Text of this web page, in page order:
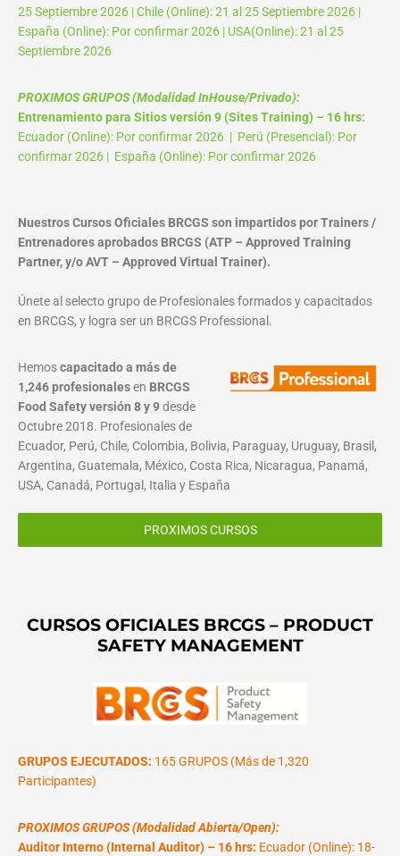
25 Septiembre 2026 | Chile (Online): 21 al 25 Septiembre 2026 |
España (Online): Por confirmar 2026 | USA(Online): 21 al 25
Septiembre 2026
PROXIMOS GRUPOS (Modalidad InHouse/Privado):
Entrenamiento para Sitios versión 9 (Sites Training) – 16 hrs:
Ecuador (Online): Por confirmar 2026 | Perú (Presencial): Por
confirmar 2026 | España (Online): Por confirmar 2026
Nuestros Cursos Oficiales BRCGS son impartidos por Trainers /
Entrenadores aprobados BRCGS (ATP – Approved Training
Partner, y/o AVT – Approved Virtual Trainer).
Únete al selecto grupo de Profesionales formados y capacitados
en BRCGS, y logra ser un BRCGS Professional.
Hemoscapacitado a más de
1,246 profesionalesen BRCGS
Food Safety versión 8 y 9desde
Octubre 2018. Profesionales de
Ecuador, Perú, Chile, Colombia, Bolivia, Paraguay, Uruguay, Brasil,
Argentina, Guatemala, México, Costa Rica, Nicaragua, Panamá,
USA, Canadá, Portugal, Italia y España
PROXIMOS CURSOS
CURSOS OFICIALES BRCGS – PRODUCT
SAFETY MANAGEMENT
GRUPOS EJECUTADOS: 165 GRUPOS (Más de 1,320
Participantes)
PROXIMOS GRUPOS (Modalidad Abierta/Open):
Auditor Interno (Internal Auditor) – 16 hrs: Ecuador (Online): 18-